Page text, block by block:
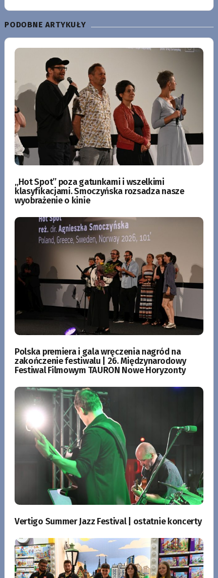
PODOBNE ARTYKUŁY
„Hot Spot” poza gatunkami i wszelkimi
klasyfikacjami. Smoczyńska rozsadza nasze
wyobrażenie o kinie
Polska premiera i gala wręczenia nagród na
zakończenie festiwalu | 26. Międzynarodowy
Festiwal Filmowym TAURON Nowe Horyzonty
Vertigo Summer Jazz Festival | ostatnie koncerty